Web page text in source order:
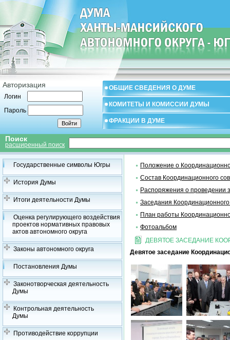
Авторизация
Логин
Пароль
ОБЩИЕ СВЕДЕНИЯ О ДУМЕ
КОМИТЕТЫ И КОМИССИИ ДУМЫ
ФРАКЦИИ В ДУМЕ
Поиск
расширенный поиск
Государственные символы Югры
История Думы
Итоги деятельности Думы
Оценка регулирующего воздействия
проектов нормативных правовых
актов автономного округа
Законы автономного округа
Постановления Думы
Законотворческая деятельность
Думы
Контрольная деятельность
Думы
Противодействие коррупции
Положение о
Состав Координационного
Распоряжения о проведении
Заседания
План работы
Фотоальбом
ДЕВЯТОЕ ЗАСЕДАНИЕ
Девятое заседание